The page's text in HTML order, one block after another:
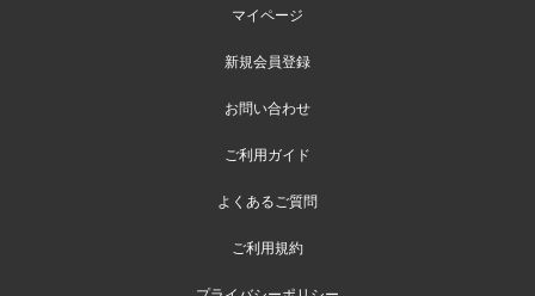
マイページ
新規会員登録
お問い合わせ
ご利用ガイド
よくあるご質問
ご利用規約